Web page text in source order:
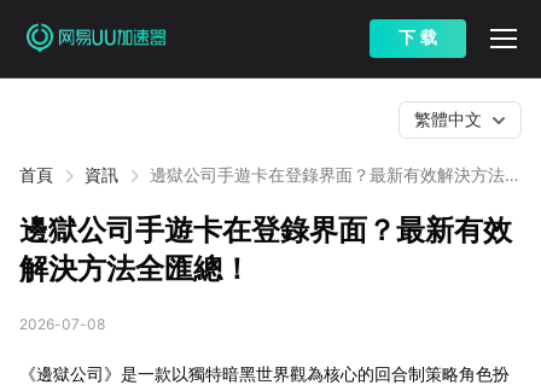
下 载
首頁 資訊
邊獄公司手遊卡在登錄界面？最新有效解決方法全
繁體中文
邊獄公司手遊卡在登錄界面？最新有效
解決方法全匯總！
2026-07-08
《邊獄公司》是一款以獨特暗黑世界觀為核心的回合制策略角色扮